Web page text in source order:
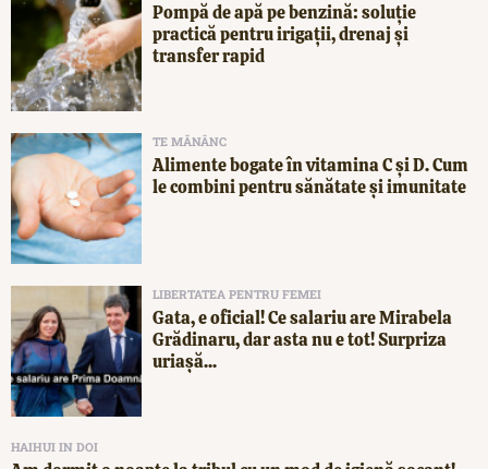
Pompă de apă pe benzină: soluție
practică pentru irigații, drenaj și
transfer rapid
TE MĂNÂNC
Alimente bogate în vitamina C și D. Cum
le combini pentru sănătate și imunitate
LIBERTATEA PENTRU FEMEI
Gata, e oficial! Ce salariu are Mirabela
Grădinaru, dar asta nu e tot! Surpriza
uriașă...
HAIHUI IN DOI